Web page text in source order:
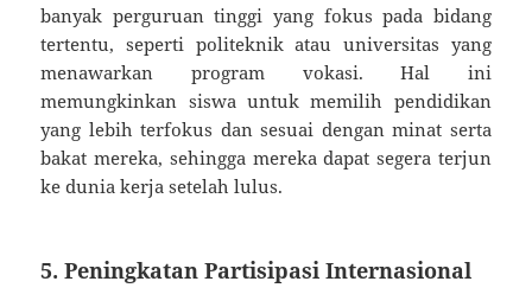
banyak perguruan tinggi yang fokus pada bidang
tertentu, seperti politeknik atau universitas yang
menawarkan program vokasi. Hal ini
memungkinkan siswa untuk memilih pendidikan
yang lebih terfokus dan sesuai dengan minat serta
bakat mereka, sehingga mereka dapat segera terjun
ke dunia kerja setelah lulus.
5. Peningkatan Partisipasi Internasional